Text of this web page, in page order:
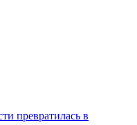
превратилась в